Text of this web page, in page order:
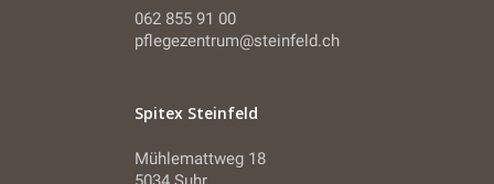
062 855 91 00
pflegezentrum@steinfeld.ch
Spitex Steinfeld
Mühlemattweg 18